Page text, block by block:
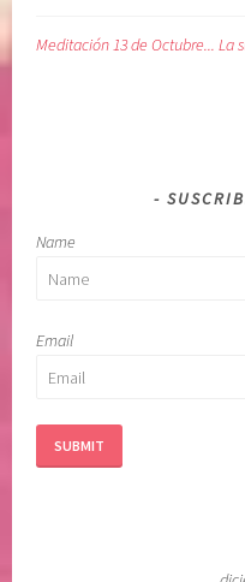
Meditación 13 de Octubre... La
Name
Email